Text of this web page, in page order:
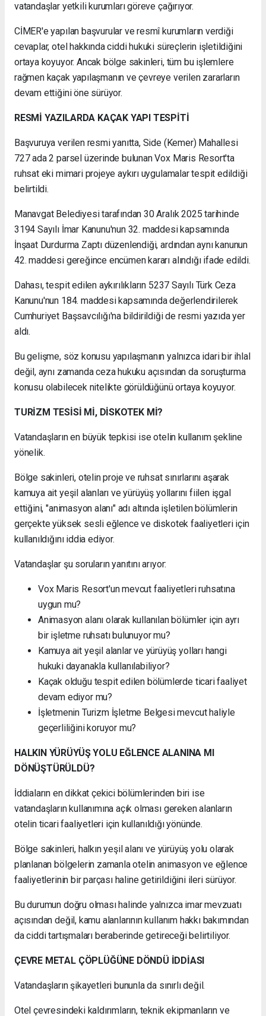
vatandaşlar yetkili kurumları göreve çağırıyor.
CİMER'e yapılan başvurular ve resmî kurumların verdiği
cevaplar, otel hakkında ciddi hukuki süreçlerin işletildiğini
ortaya koyuyor. Ancak bölge sakinleri, tüm bu işlemlere
rağmen kaçak yapılaşmanın ve çevreye verilen zararların
devam ettiğini öne sürüyor.
RESMİ YAZILARDA KAÇAK YAPI TESPİTİ
Başvuruya verilen resmi yanıtta, Side (Kemer) Mahallesi
727 ada 2 parsel üzerinde bulunan Vox Maris Resort'ta
ruhsat eki mimari projeye aykırı uygulamalar tespit edildiği
belirtildi.
Manavgat Belediyesi tarafından 30 Aralık 2025 tarihinde
3194 Sayılı İmar Kanunu'nun 32. maddesi kapsamında
İnşaat Durdurma Zaptı düzenlendiği, ardından aynı kanunun
42. maddesi gereğince encümen kararı alındığı ifade edildi.
Dahası, tespit edilen aykırılıkların 5237 Sayılı Türk Ceza
Kanunu'nun 184. maddesi kapsamında değerlendirilerek
Cumhuriyet Başsavcılığı'na bildirildiği de resmi yazıda yer
aldı.
Bu gelişme, söz konusu yapılaşmanın yalnızca idari bir ihlal
değil, aynı zamanda ceza hukuku açısından da soruşturma
konusu olabilecek nitelikte görüldüğünü ortaya koyuyor.
TURİZM TESİSİ Mİ, DİSKOTEK Mİ?
Vatandaşların en büyük tepkisi ise otelin kullanım şekline
yönelik.
Bölge sakinleri, otelin proje ve ruhsat sınırlarını aşarak
kamuya ait yeşil alanları ve yürüyüş yollarını fiilen işgal
ettiğini, "animasyon alanı" adı altında işletilen bölümlerin
gerçekte yüksek sesli eğlence ve diskotek faaliyetleri için
kullanıldığını iddia ediyor.
Vatandaşlar şu soruların yanıtını arıyor:
Vox Maris Resort'un mevcut faaliyetleri ruhsatına
uygun mu?
Animasyon alanı olarak kullanılan bölümler için ayrı
bir işletme ruhsatı bulunuyor mu?
Kamuya ait yeşil alanlar ve yürüyüş yolları hangi
hukuki dayanakla kullanılabiliyor?
Kaçak olduğu tespit edilen bölümlerde ticari faaliyet
devam ediyor mu?
İşletmenin Turizm İşletme Belgesi mevcut haliyle
geçerliliğini koruyor mu?
HALKIN YÜRÜYÜŞ YOLU EĞLENCE ALANINA MI
DÖNÜŞTÜRÜLDÜ?
İddiaların en dikkat çekici bölümlerinden biri ise
vatandaşların kullanımına açık olması gereken alanların
otelin ticari faaliyetleri için kullanıldığı yönünde.
Bölge sakinleri, halkın yeşil alanı ve yürüyüş yolu olarak
planlanan bölgelerin zamanla otelin animasyon ve eğlence
faaliyetlerinin bir parçası haline getirildiğini ileri sürüyor.
Bu durumun doğru olması halinde yalnızca imar mevzuatı
açısından değil, kamu alanlarının kullanım hakkı bakımından
da ciddi tartışmaları beraberinde getireceği belirtiliyor.
ÇEVRE METAL ÇÖPLÜĞÜNE DÖNDÜ İDDİASI
Vatandaşların şikayetleri bununla da sınırlı değil.
Otel çevresindeki kaldırımların, teknik ekipmanların ve